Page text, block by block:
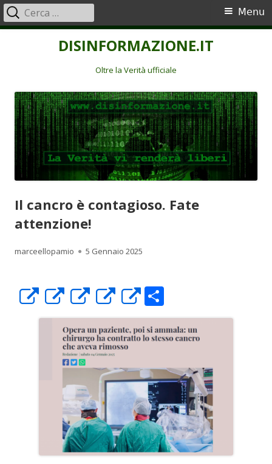
DISINFORMAZIONE.IT
Oltre la Verità ufficiale
Menu
principale
Menu
Ricerca
per:
Il cancro è contagioso. Fate
attenzione!
Autore
marceellopamio Pubblicato
5 Gennaio 2025
Apre
in
una
nuova
finestra
Apre
in
una
nuova
finestra
Apre
in
una
nuova
finestra
Apre
in
una
nuova
finestra
Apre
in
una
finestra
o
n
vi